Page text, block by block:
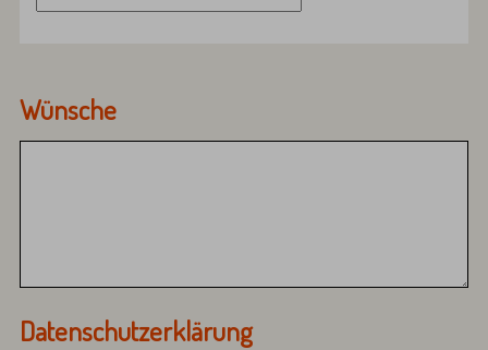
Wünsche
Datenschutzerklärung